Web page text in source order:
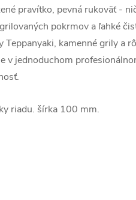
pravítko, pevná rukoväť -
pokrmov a ľahké
Teppanyaki, kamenné grily a
v jednoduchom
riadu. šírka 100 mm.